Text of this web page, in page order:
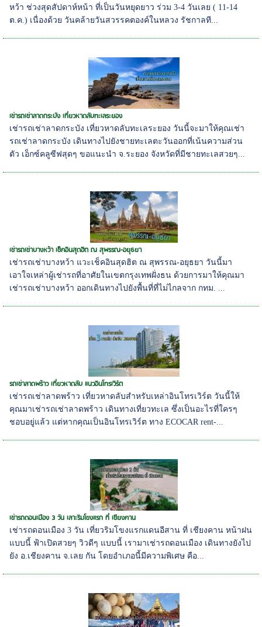
หว้า ช่วงสุดสัปดาห์หน้า ที่เป็นวันหยุดยาว ร่วม 3-4 วันเลย ( 11-14
ต.ค.) เนื่องด้วย วันคล้ายวันสวรรคตองค์ในหลวง รัชกาลที...
เช่ารถเช่าลาดกระบัง เที่ยวหาดลับทะเลระยอง
เช่ารถเช่าลาดกระบัง เที่ยวหาดลับทะเลระยอง วันนี้จะมาให้คุณเช่า
รถเช่าลาดกระบัง เดินทางไปยังชายทะเลตะวันออกที่เน้นความส่วน
ตัว เอ็กซ์คลูซีฟสุดๆ ขอแนะนำ จ.ระยอง จังหวัดที่มีชายทะเลสวยๆ...
เช่ารถเช่าบางหว้า เช็คอินสุดฮิต ณ สุพรรณ-อยุธยา
เช่ารถเช่าบางหว้า แวะเช็คอินสุดฮิต ณ สุพรรณ-อยุธยา วันนี้มา
เอาใจเหล่าผู้เช่ารถที่อาศัยในเขตกรุงเทพฝั่งธน ด้วยการมาให้คุณมา
เช่ารถเช่าบางหว้า ออกเดินทางไปยังพื้นที่ที่ไม่ไกลจาก กทม. ...
รถเช่าลาดพร้าว เที่ยวหาดลับ แนวอินโทรเวิร์ต
เช่ารถเช่าลาดพร้าว เที่ยวหาดลับสำหรับเหล่าอินโทรเวิร์ต วันนี้ให้
คุณมาเช่ารถเช่าลาดพร้าว เดินทางเที่ยวทะเล ซึ่งเป็นอะไรที่ใครๆ
ชอบอยู่แล้ว แต่หากคุณเป็นอินโทรเวิร์ต ทาง ECOCAR rent-...
เช่ารถดอนเมือง 3 วัน เลาะริมโขงแรก ที่ เชียงคาน
เช่ารถดอนเมือง 3 วัน เที่ยวริมโขงแรกแดนอีสาน ที่ เชียงคาน หน้าฝน
แบบนี้ ฟ้าเปิดสวยๆ วิวดีๆ แบบนี้ เรามาเช่ารถดอนเมือง เดินทางยังไป
ยัง อ.เชียงคาน จ.เลย กัน โดยอำเภอนี้มีความพิเศษ คือ...